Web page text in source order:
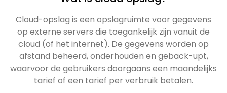
Cloud-opslag is een opslagruimte voor gegevens
op externe servers die toegankelijk zijn vanuit de
cloud (of het internet). De gegevens worden op
afstand beheerd, onderhouden en geback-upt,
waarvoor de gebruikers doorgaans een maandelijks
tarief of een tarief per verbruik betalen.